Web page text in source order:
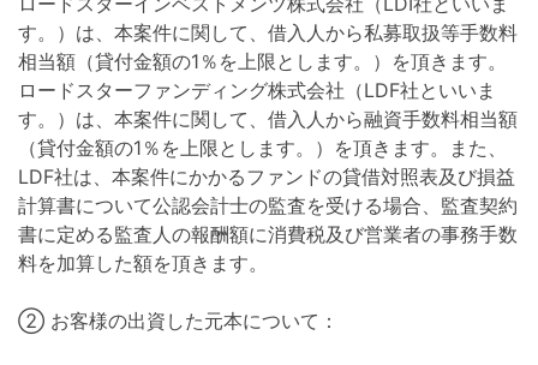
す。）は、本案件に関して、借入人から私募取扱等手数料
相当額（貸付金額の1％を上限とします。）を頂きます。
ロードスターファンディング株式会社（LDF社といいま
す。）は、本案件に関して、借入人から融資手数料相当額
（貸付金額の1％を上限とします。）を頂きます。また、
LDF社は、本案件にかかるファンドの貸借対照表及び損益
計算書について公認会計士の監査を受ける場合、監査契約
書に定める監査人の報酬額に消費税及び営業者の事務手数
料を加算した額を頂きます。
② お客様の出資した元本について：